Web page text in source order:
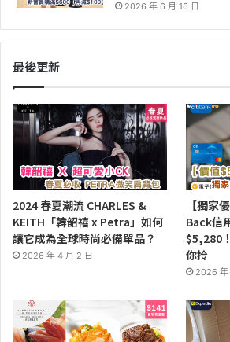
2026 年 6 月 16 日
最後更新
2024 春夏潮流 CHARLES &
KEITH「韓韶禧 x Petra」如何
讓它成為全球時尚必備單品？
2026 年 4 月 2 日
【獨家
Back信
$5,280
你拎
2026 年